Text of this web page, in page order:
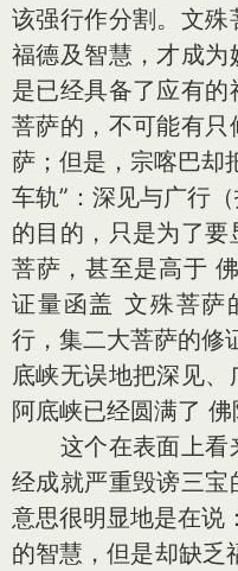
该强行作分割。文
福德及智慧，才成
是已经具备了应有
菩萨的，不可能有
萨；但是，宗喀巴却
车轨”：深见与广行
的目的，只是为了
菩萨，甚至是高于
证量函盖 文殊菩萨
行，集二大菩萨的修
底峡无误地把深见
阿底峡已经圆满了 佛
这个在表面上看
经成就严重毁谤三
意思很明显地是在说
的智慧，但是却缺乏